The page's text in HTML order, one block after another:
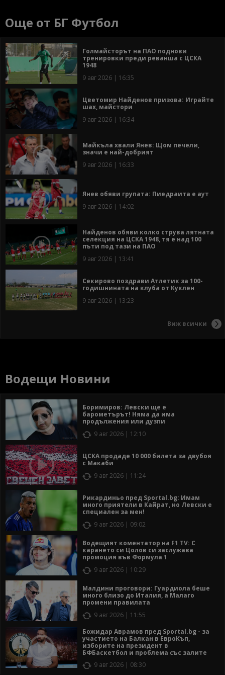
Още от БГ Футбол
Голмайсторът на ПАО поднови
тренировки преди реванша с ЦСКА
1948
9 авг 2026 | 16:35
Цветомир Найденов призова: Играйте
шах, майстори
9 авг 2026 | 16:34
Майкъла хвали Янев: Щом печели,
значи е най-добрият
9 авг 2026 | 16:33
Янев обяви групата: Пиедраита е аут
9 авг 2026 | 14:02
Найденов обяви колко струва лятната
селекция на ЦСКА 1948, тя е над 100
пъти под тази на ПАО
9 авг 2026 | 13:41
Секирово поздрави Атлетик за 100-
годишнината на клуба от Куклен
9 авг 2026 | 13:23
Виж всички
Водещи Новини
Боримиров: Левски ще е
барометърът! Няма да има
продължения или дузпи
9 авг 2026 | 12:10
ЦСКА продаде 10 000 билета за двубоя
с Макаби
9 авг 2026 | 11:24
Рикардиньо пред Sportal.bg: Имам
много приятели в Кайрат, но Левски е
специален за мен!
9 авг 2026 | 09:02
Водещият коментатор на F1 TV: С
карането си Цолов си заслужава
промоция във Формула 1
9 авг 2026 | 10:29
Малдини проговори: Гуардиола беше
много близо до Италия, а Малаго
промени правилата
9 авг 2026 | 11:55
Божидар Аврамов пред Sportal.bg - за
участието на Балкан в ЕвроКъп,
изборите на президент в
БФБаскетбол и проблема със залите
9 авг 2026 | 08:30